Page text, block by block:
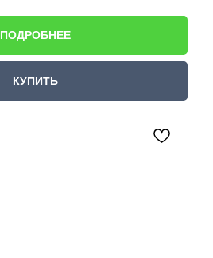
ПОДРОБНЕЕ
КУПИТЬ